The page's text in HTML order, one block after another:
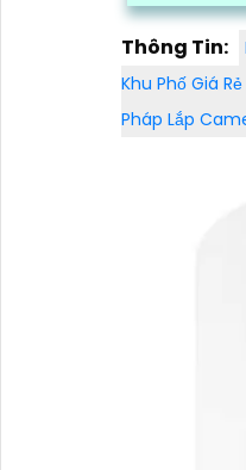
hợp loa và
thông minh
lượng ban
Thông Tin:
Khu Phố Giá Rẻ
Pháp Lắp